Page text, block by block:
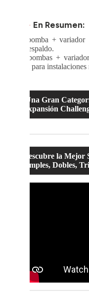
>>> En Resumen:
· 1 bomba +
sin respaldo.
· 2 bombas +
ideal para
¡Una Gran
Expansión
Descubre la Mejor
Simples, Dobles,